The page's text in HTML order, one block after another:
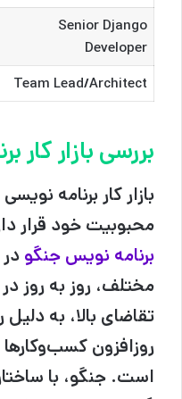
Senior Django
Developer
Team Lead/Architect
بررسی بازار کار
بازار کار برنامه
محبوبیت خود قرار
برنامه نویس جنگو
مختلف، روز به روز
تقاضای بالا، به
روزافزون کسب‌وکارها
است. جنگو، با